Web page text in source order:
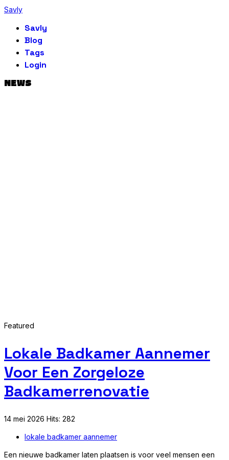
Savly
Savly
Blog
Tags
Login
NEWS
Featured
Lokale Badkamer Aannemer
Voor Een Zorgeloze
Badkamerrenovatie
14 mei 2026 Hits: 282
lokale badkamer aannemer
Een nieuwe badkamer laten plaatsen is voor veel mensen een